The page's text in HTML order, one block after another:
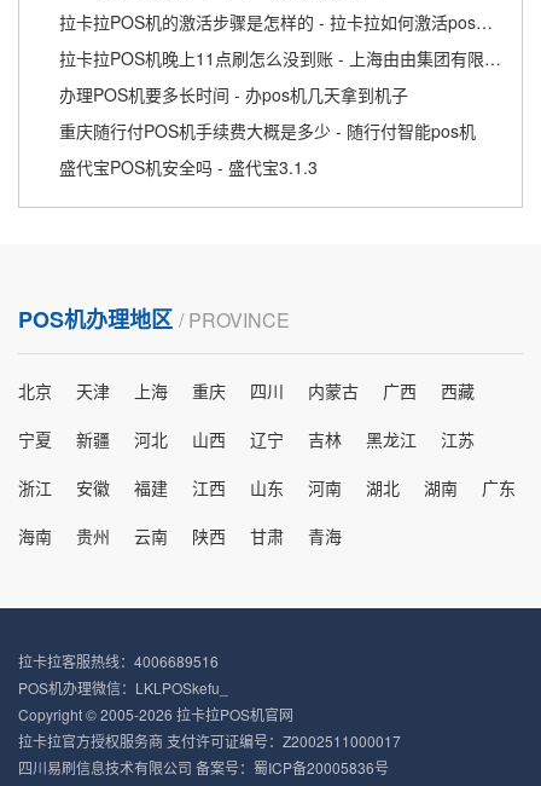
拉卡拉POS机的激活步骤是怎样的 - 拉卡拉如何激活pos终端
拉卡拉POS机晚上11点刷怎么没到账 - 上海由由集团有限公司新闻
办理POS机要多长时间 - 办pos机几天拿到机子
重庆随行付POS机手续费大概是多少 - 随行付智能pos机
盛代宝POS机安全吗 - 盛代宝3.1.3
POS机办理地区 / PROVINCE
北京 天津 上海 重庆 四川 内蒙古 广西
西藏
宁夏
新疆 河北 山西 辽宁 吉林 黑龙江
江苏
浙江
安徽 福建 江西 山东 河南 湖北 湖南
广东
海南
贵州 云南 陕西 甘肃 青海
拉卡拉客服热线：4006689516
POS机办理微信：LKLPOSkefu_
Copyright © 2005-2026 拉卡拉POS机官网
拉卡拉官方授权服务商 支付许可证编号：Z2002511000017
四川易刷信息技术有限公司 备案号： 蜀ICP备20005836号